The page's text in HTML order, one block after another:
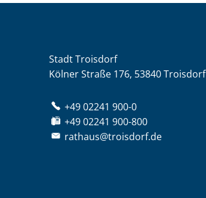
Stadt Troisdorf
Kölner Straße 176, 53840 Troisdorf
+49 02241 900-0
+49 02241 900-800
rathaus@troisdorf.de